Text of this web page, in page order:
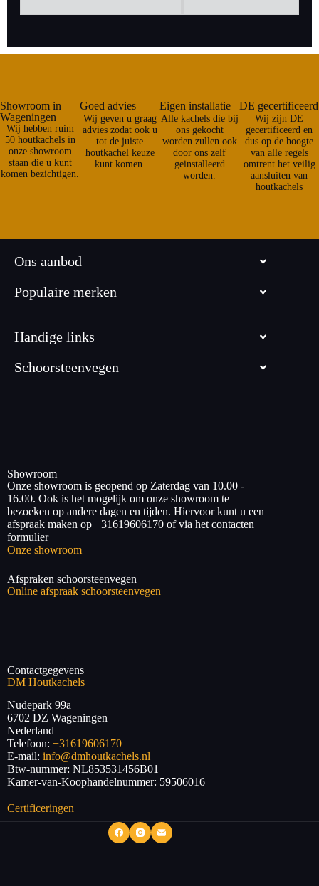
Showroom in
Wageningen
Wij hebben ruim
50 houtkachels in
onze showroom
staan die u kunt
komen bezichtigen.
Goed advies
Wij geven u graag
advies zodat ook u
tot de juiste
houtkachel keuze
kunt komen.
Eigen installatie
Alle kachels die bij
ons gekocht
worden zullen ook
door ons zelf
geinstalleerd
worden.
DE gecertificeerd
Wij zijn DE
gecertificeerd en
dus op de hoogte
van alle regels
omtrent het veilig
aansluiten van
houtkachels
Ons aanbod
Populaire merken
Handige links
Schoorsteenvegen
Showroom
Onze showroom is geopend op Zaterdag van 10.00 -
16.00. Ook is het mogelijk om onze showroom te
bezoeken op andere dagen en tijden. Hiervoor kunt u een
afspraak maken op +31619606170 of via het contacten
formulier
Onze showroom
Afspraken schoorsteenvegen
Online afspraak schoorsteenvegen
Contactgegevens
DM Houtkachels
Nudepark 99a
6702 DZ Wageningen
Nederland
Telefoon: +31619606170
E-mail: info@dmhoutkachels.nl
Btw-nummer: NL853531456B01
Kamer-van-Koophandelnummer: 59506016
Certificeringen